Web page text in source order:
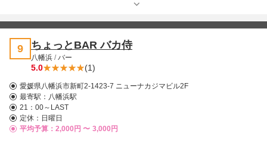
9 ちょっとBAR バカ侍
八幡浜 /バー
5.0 (1)
愛媛県八幡浜市新町2-1423-7 ニューナカジマビル2F
最寄駅： 八幡浜駅
21：00～LAST
定休：日曜日
平均予算：2,000円 〜 3,000円